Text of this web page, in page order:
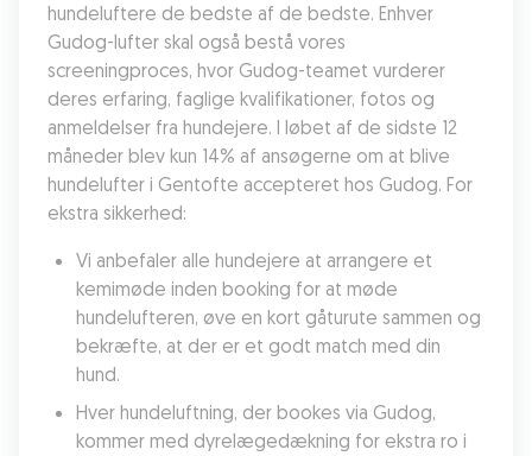
hundeluftere de bedste af de bedste. Enhver
Gudog-lufter skal også bestå vores
screeningproces, hvor Gudog-teamet vurderer
deres erfaring, faglige kvalifikationer, fotos og
anmeldelser fra hundejere. I løbet af de sidste 12
måneder blev kun 14% af ansøgerne om at blive
hundelufter i Gentofte accepteret hos Gudog. For
ekstra sikkerhed:
Vi anbefaler alle hundejere at arrangere et
kemimøde inden booking for at møde
hundelufteren, øve en kort gåturute sammen og
bekræfte, at der er et godt match med din
hund.
Hver hundeluftning, der bookes via Gudog,
kommer med dyrelægedækning for ekstra ro i